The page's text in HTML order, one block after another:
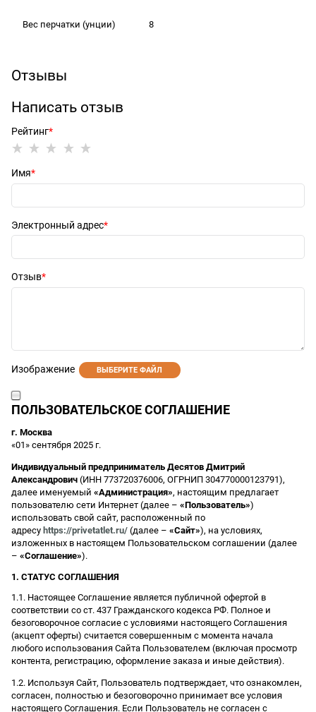
Вес перчатки(унции) 8
Отзывы
Написать отзыв
Рейтинг
Имя
Электронный адрес
Отзыв
Изображение ВЫБЕРИТЕ ФАЙЛ
ПОЛЬЗОВАТЕЛЬСКОЕ СОГЛАШЕНИЕ
г. Москва
«01» сентября 2025 г.
Индивидуальный предприниматель Десятов Дмитрий
Александрович (ИНН 773720376006, ОГРНИП 304770000123791),
далее именуемый «Администрация», настоящим предлагает
пользователю сети Интернет (далее – «Пользователь»)
использовать свой сайт, расположенный по
адресу https://privetatlet.ru/ (далее – «Сайт»), на условиях,
изложенных в настоящем Пользовательском соглашении (далее
– «Соглашение»).
1. СТАТУС СОГЛАШЕНИЯ
1.1. Настоящее Соглашение является публичной офертой в
соответствии со ст. 437 Гражданского кодекса РФ. Полное и
безоговорочное согласие с условиями настоящего Соглашения
(акцепт оферты) считается совершенным с момента начала
любого использования Сайта Пользователем (включая просмотр
контента, регистрацию, оформление заказа и иные действия).
1.2. Используя Сайт, Пользователь подтверждает, что ознакомлен,
согласен, полностью и безоговорочно принимает все условия
настоящего Соглашения. Если Пользователь не согласен с